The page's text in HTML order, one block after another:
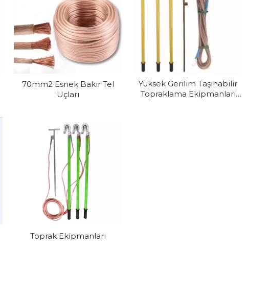
70mm2 Esnek Bakır Tel
Uçları
Yüksek Gerilim Taşınabilir
Topraklama Ekipmanları
Toprak Ekipmanları